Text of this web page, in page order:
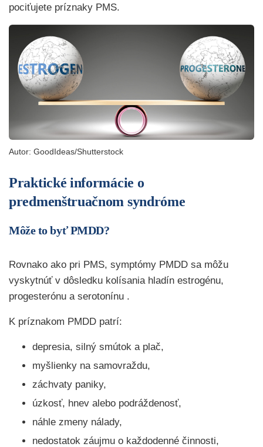
pociťujete príznaky PMS.
Autor: GoodIdeas/Shutterstock
Praktické informácie o
predmenštruačnom syndróme
Môže to byť PMDD?
Rovnako ako pri PMS, symptómy PMDD sa môžu
vyskytnúť v dôsledku kolísania hladín estrogénu,
progesterónu a serotonínu .
K príznakom PMDD patrí:
depresia, silný smútok a plač,
myšlienky na samovraždu,
záchvaty paniky,
úzkosť, hnev alebo podráždenosť,
náhle zmeny nálady,
nedostatok záujmu o každodenné činnosti,